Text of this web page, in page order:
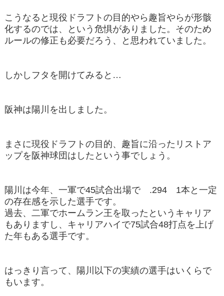
こうなると現役ドラフトの目的やら趣旨やらが形骸
化するのでは、という危惧がありました。そのため
ルールの修正も必要だろう、と思われていました。
しかしフタを開けてみると…
阪神は陽川を出しました。
まさに現役ドラフトの目的、趣旨に沿ったリストア
ップを阪神球団はしたという事でしょう。
陽川は今年、一軍で45試合出場で .294 1本と一定
の存在感を示した選手です。
過去、二軍でホームラン王を取ったというキャリア
もありますし、キャリアハイで75試合48打点を上げ
た年もある選手です。
はっきり言って、陽川以下の実績の選手はいくらで
もいます。